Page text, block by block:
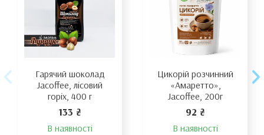
Гарячий шоколад
Jacoffee, лісовий
горіх, 400 г
133 ₴
В наявності
Цикорій розчинний
«Амаретто»,
Jacoffee, 200г
92 ₴
В наявності